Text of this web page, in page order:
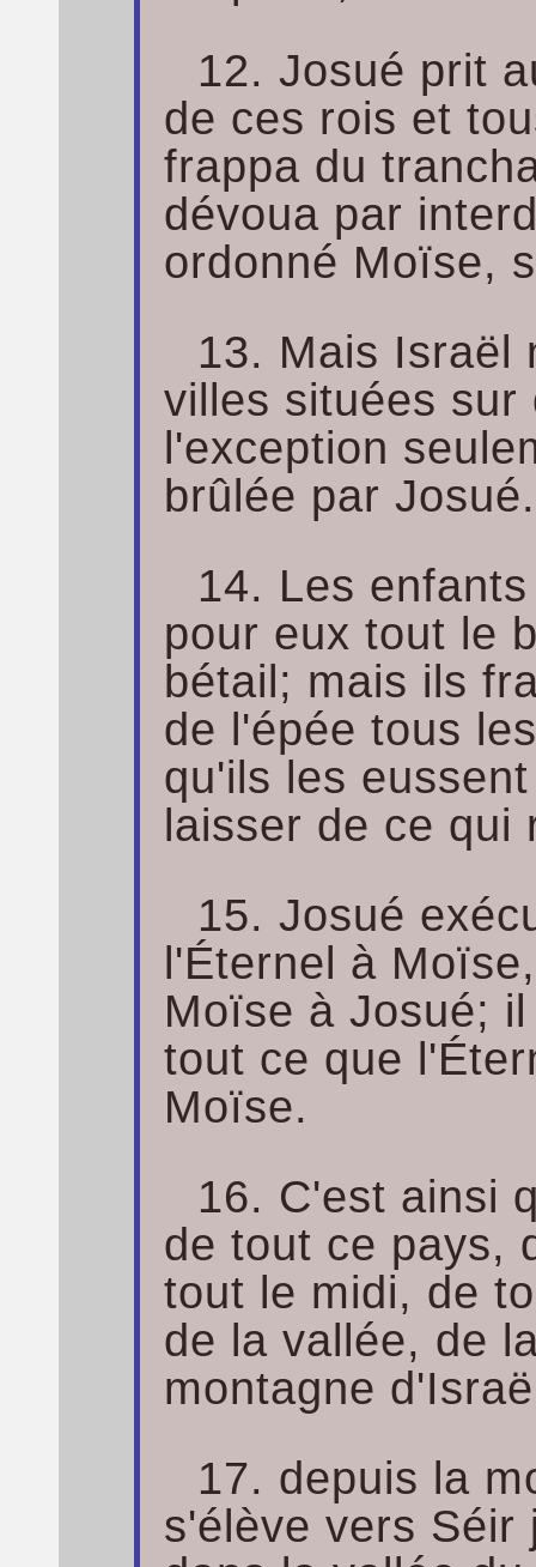
12. Josué prit
de ces rois et
frappa du
dévoua par
ordonné Moïse,
13. Mais Israël
villes situées sur
l'exception
brûlée par Josué.
14. Les
pour eux tout le
bétail; mais ils
de l'épée tous
qu'ils les
laisser de ce qui
15. Josué
l'Éternel à
Moïse à Josué;
tout ce que
Moïse.
16. C'est ainsi
de tout ce pays,
tout le midi, de
de la vallée, de
montagne
17. depuis la
s'élève vers Séir